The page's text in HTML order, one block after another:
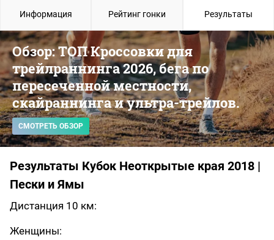
Обзор: ТОП Кроссовки для
трейлраннинга 2026, бега по
пересеченной местности,
скайраннинга и ультра-трейлов.
СМОТРЕТЬ ОБЗОР
Результаты Кубок Неоткрытые края 2018 |
Пески и Ямы
Дистанция 10 км:
Женщины:
Информация Рейтинг гонки Результаты